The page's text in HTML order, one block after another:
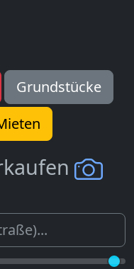
Grundstücke